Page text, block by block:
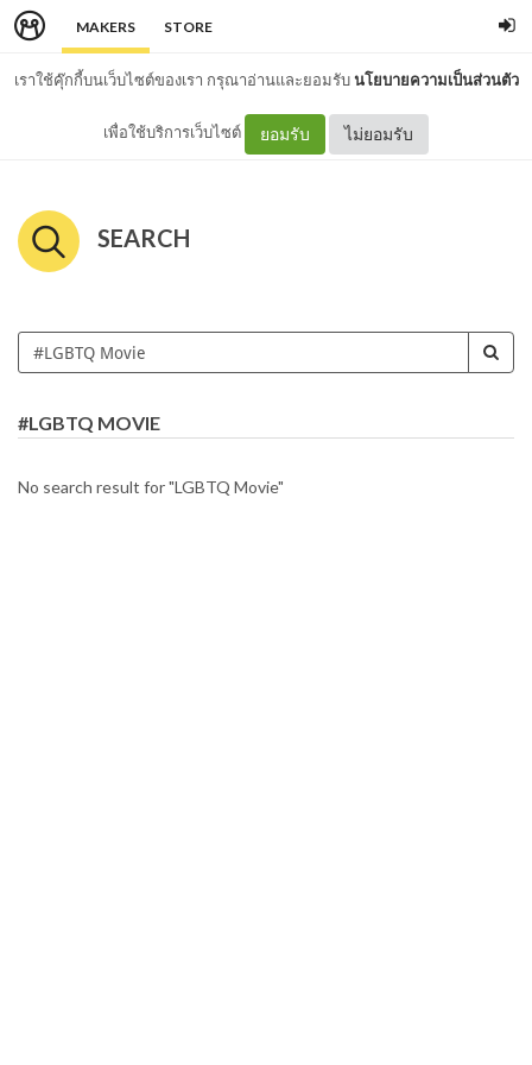
MAKERS STORE
เราใช้คุ๊กกี้บนเว็บไซต์ของเรา กรุณาอ่านและยอมรับนโยบายความเป็นส่วนตัว
เพื่อใช้บริการเว็บไซต์ ยอมรับ ไม่ยอมรับ
SEARCH
#LGBTQ MOVIE
No search result for "LGBTQ Movie"